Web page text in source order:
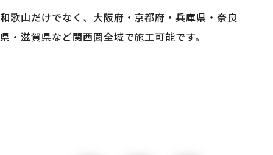
和歌山だけでなく、大阪府・京都府・兵庫県・奈良
県・滋賀県など関西圏全域で施工可能です。